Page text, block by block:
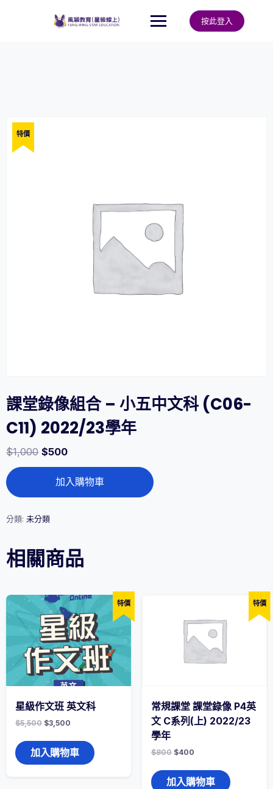
按此登入
特價
課堂錄像組合 – 小五中文科 (C06-
C11) 2022/23學年
$1,000 $500
課
堂
錄
組
小
五
科
(C06-
2022/23
學
年
加入購物車
分類: 未分類
相關商品
特價
星級作文班 英文科
$5,500 $3,500
加入購物車
特價
常規課堂 課堂錄像 P4英
文 C系列(上) 2022/23
學年
$800 $400
加入購物車